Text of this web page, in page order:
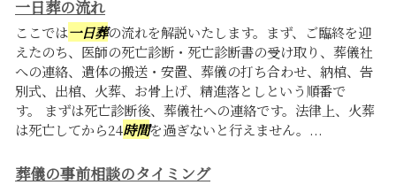
一日葬の流れ
ここでは一日葬の流れを解説いたします。まず、ご臨終を迎
えたのち、医師の死亡診断・死亡診断書の受け取り、葬儀社
への連絡、遺体の搬送・安置、葬儀の打ち合わせ、納棺、告
別式、出棺、火葬、お骨上げ、精進落としという順番で
す。 まずは死亡診断後、葬儀社への連絡です。法律上、火葬
は死亡してから24時間を過ぎないと行えません。...
葬儀の事前相談のタイミング